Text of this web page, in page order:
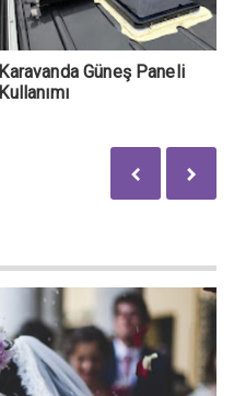
Karavanda Güneş Paneli
Kullanımı